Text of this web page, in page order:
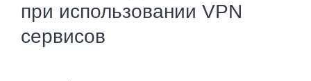
при использовании VPN
сервисов